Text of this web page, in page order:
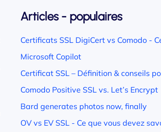
Articles - populaires
Certificats SSL DigiCert vs Comodo -
Microsoft Copilot
Certificat SSL – Définition & conseils
Comodo Positive SSL vs. Let’s Encrypt
Bard generates photos now, finally
OV vs EV SSL - Ce que vous devez